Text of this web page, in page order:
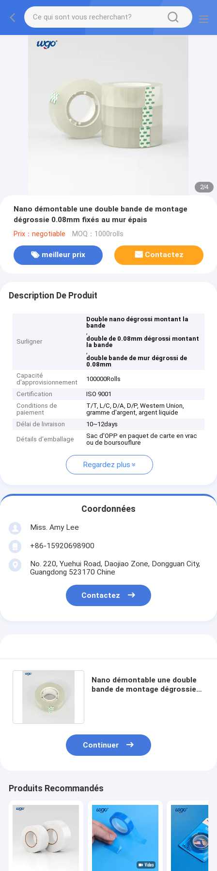
2/4
Nano démontable une double bande de montage
dégrossie 0.08mm fixés au mur épais
Prix：negotiable MOQ：1000rolls
meilleur prix Contactez
Description De Produit
Surligner
Double nano dégrossi montant la
bande
,
double de 0.08mm dégrossi montant
la bande
,
double bande de mur dégrossi de
0.08mm
Capacité
d'approvisionnement
100000Rolls
Certification
ISO 9001
Conditions de
paiement
T/T, L/C, D/A, D/P, Western Union,
gramme d'argent, argent liquide
Délai de livraison
10~12days
Détails d'emballage
Sac d'OPP en paquet de carte en vrac
ou de boursouflure
Regardez plus
Coordonnées
Miss. Amy Lee
+86-15920698900
No. 220, Yuehui Road, Daojiao Zone, Dongguan City,
Guangdong 523170 Chine
Contactez
Nano démontable une double
bande de montage dégrossie
Continuer
Produits Recommandés